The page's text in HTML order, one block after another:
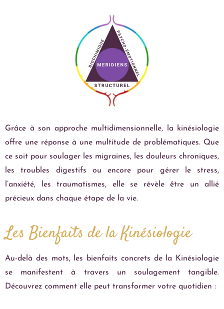
Grâce à son approche multidimensionnelle, la kinésiologie
offre une réponse à une multitude de problématiques. Que
ce soit pour soulager les migraines, les douleurs chroniques,
les troubles digestifs ou encore pour gérer le stress,
l’anxiété, les traumatismes, elle se révèle être un allié
précieux dans chaque étape de la vie.
Les Bienfaits de la Kinésiologie
Au-delà des mots, les bienfaits concrets de la Kinésiologie
se manifestent à travers un soulagement tangible.
Découvrez comment elle peut transformer votre quotidien :